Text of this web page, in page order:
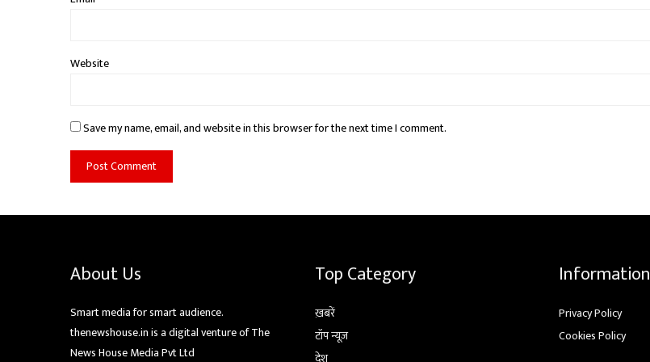
Website
Save my name, email, and website in this browser for the next time I comment.
About Us
Smart media for smart audience.
thenewshouse.in is a digital venture of The
News House Media Pvt Ltd
Top Category
ख़बरें
टॉप न्यूज़
Information
Privacy Policy
Cookies Policy